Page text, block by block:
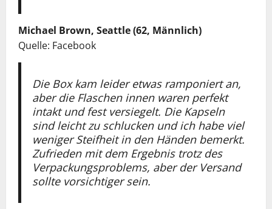
Michael Brown, Seattle (62, Männlich)
Quelle: Facebook
Die Box kam leider etwas ramponiert an,
aber die Flaschen innen waren perfekt
intakt und fest versiegelt. Die Kapseln
sind leicht zu schlucken und ich habe viel
weniger Steifheit in den Händen bemerkt.
Zufrieden mit dem Ergebnis trotz des
Verpackungsproblems, aber der Versand
sollte vorsichtiger sein.